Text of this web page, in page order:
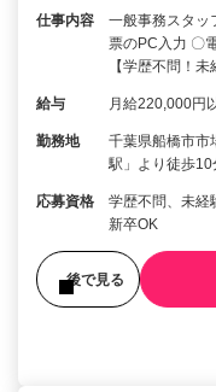
仕事内容
一般事務スタッ
票のPC入力 〇
【学歴不問！
給与 月給220,000円
勤務地
千葉県船橋市
駅」より徒歩
応募資格
学歴不問、未
新卒OK
後で見る